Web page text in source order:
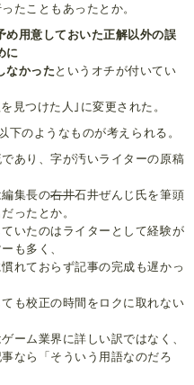
たこともあったとか。
め用意しておいた正解以外の誤
に
なかった というオチが付いてい
見つけた人｣に変更された。
下のようなものが考えられる。
あり、字が汚いライターの原稿
集長の右井石井ぜんじ氏を筆頭
ったとか。
いたのはライターとして経験が
も多く、
れておらず記事の完成も遅かっ
も校正の時間をロクに取れない
ーム業界に詳しい訳ではなく、
なら「そういう用語なのだろ